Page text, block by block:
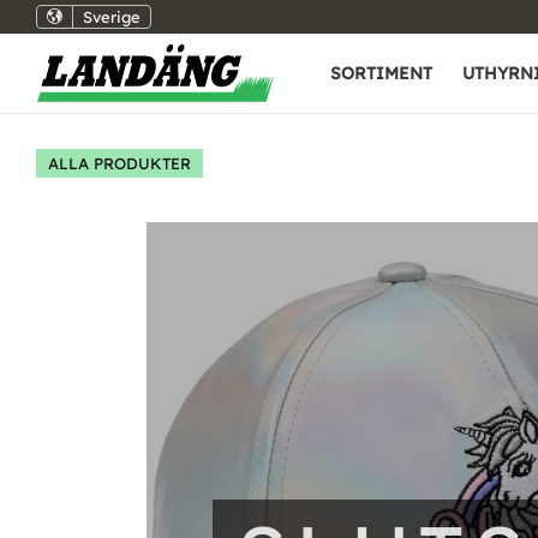
Sverige
SORTIMENT
ALLA PRODUKTER